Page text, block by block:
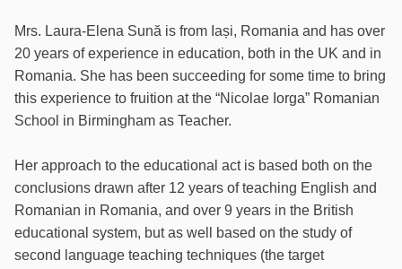
Mrs. Laura-Elena Sună is from Iași, Romania and has over
20 years of experience in education, both in the UK and in
Romania. She has been succeeding for some time to bring
this experience to fruition at the “Nicolae Iorga” Romanian
School in Birmingham as Teacher.
Her approach to the educational act is based both on the
conclusions drawn after 12 years of teaching English and
Romanian in Romania, and over 9 years in the British
educational system, but as well based on the study of
second language teaching techniques (the target